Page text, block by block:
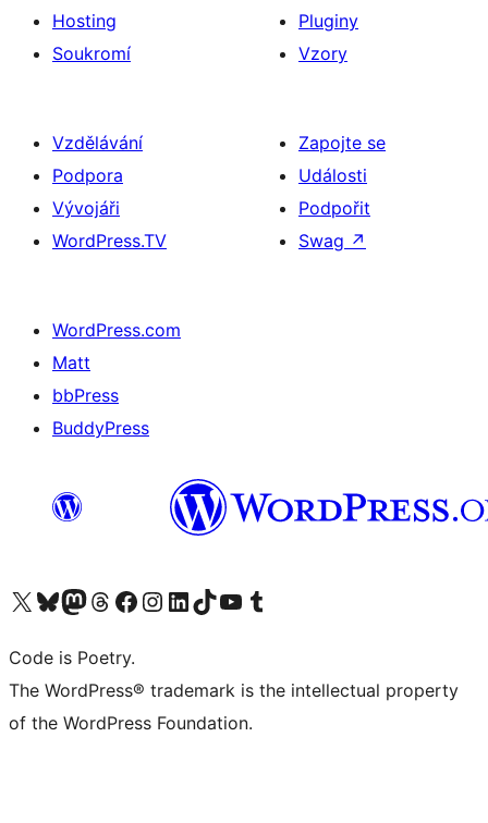
Hosting
Soukromí
Pluginy
Vzory
Vzdělávání
Podpora
Vývojáři
WordPress.TV
Zapojte se
Události
Podpořit
Swag ↗
WordPress.com
Matt
bbPress
BuddyPress
Navštivte náš účet na X (dříve Twitter)
Navštivte náš Bluesky účetNavštivte náš účet Mastodon
Navštivte náš Threads účetNavštivte naši stránku na Facebooku
Navštivte náš Instagram účetNavštivte náš LinkedIn účetNavštivte náš TikTok účetNavštivte náš YouTube kanálNavštivte náš Tumblr účet
Code is Poetry.
The WordPress® trademark is the intellectual property
of the WordPress Foundation.